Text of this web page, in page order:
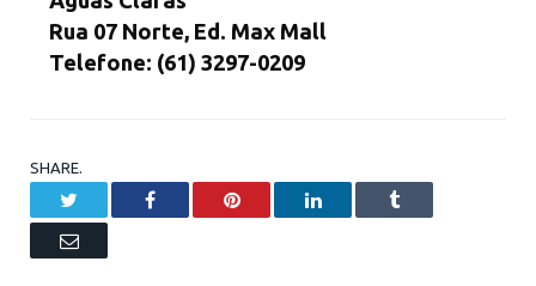
Rua 07 Norte, Ed. Max Mall
Telefone: (61) 3297-0209
SHARE.
Facebook Pinterest LinkedIn Tumblr
Email